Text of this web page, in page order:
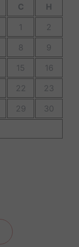
С
Н
1
2
8
9
15
16
22
23
29
30